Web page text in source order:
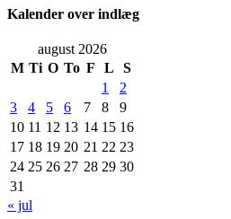
Kalender over indlæg
august 2026
M Ti O To F L
S
1
2
3
4 5 6 7 8
9
10 11 12 13 14 15 16
17 18 19 20 21 22 23
24 25 26 27 28 29 30
31
« jul